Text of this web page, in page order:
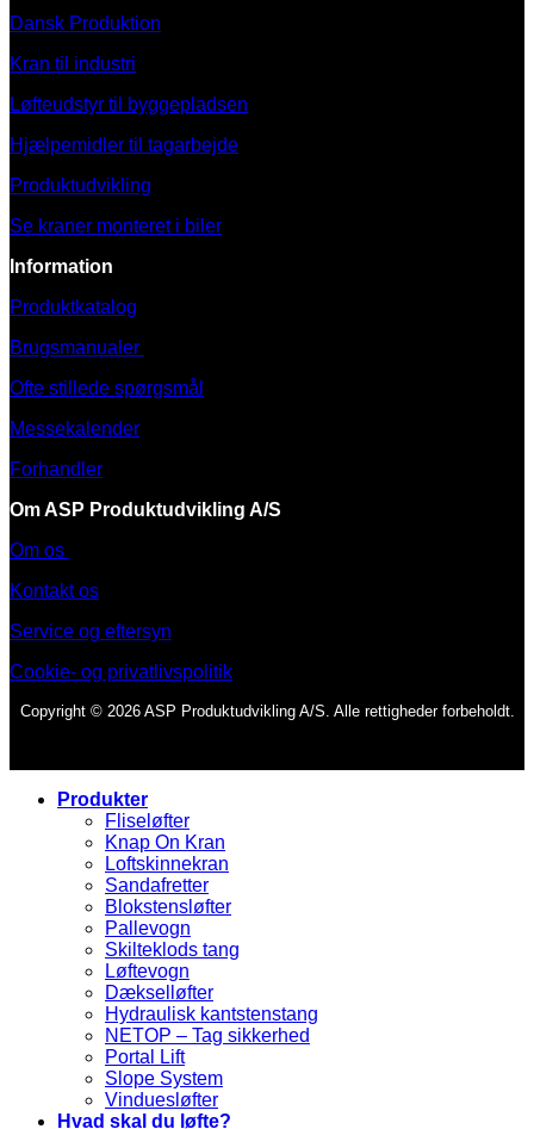
Dansk Produktion
Kran til industri
Løfteudstyr til byggepladsen
Hjælpemidler til tagarbejde
Produktudvikling
Se kraner monteret i biler
Information
Produktkatalog
Brugsmanualer
Ofte stillede spørgsmål
Messekalender
Forhandler
Om ASP Produktudvikling A/S
Om os
Kontakt os
Service og eftersyn
Cookie- og privatlivspolitik
Copyright © 2026 ASP Produktudvikling A/S. Alle rettigheder forbeholdt.
Produkter
Fliseløfter
Knap On Kran
Loftskinnekran
Sandafretter
Blokstensløfter
Pallevogn
Skilteklods tang
Løftevogn
Dækselløfter
Hydraulisk kantstenstang
NETOP – Tag sikkerhed
Portal Lift
Slope System
Vinduesløfter
Hvad skal du løfte?